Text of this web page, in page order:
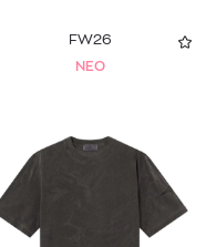
FW26
NEO